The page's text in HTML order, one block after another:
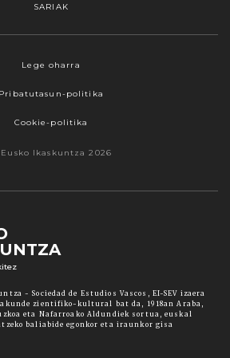
SARIAK
Lege oharra
Pribatutasun-politika
Cookie-politika
Ikaskuntza 2026
- Sociedad de Estudios Vascos, EI-SEV izaera
zientifiko-kultural bat da, 1918an Araba,
eta Nafarroako Aldundiek sortua, euskal
baliabide egonkor eta iraunkor gisa
cookieak erabiltzen ditu,
duzun cookie aukera.
ere hauta dezakezu.
"Onartzen dut" botoia
duzula adierazten ari
lortzeko.
Onartu